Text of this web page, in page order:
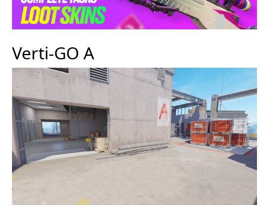
Verti-GO A